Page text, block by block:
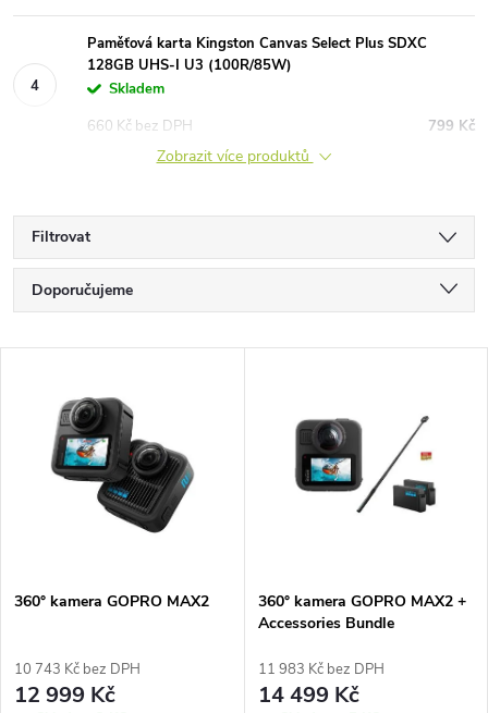
Paměťová karta Kingston Canvas Select Plus SDXC
128GB UHS-I U3 (100R/85W)
Skladem
799 Kč
660 Kč bez DPH
Zobrazit více produktů
Filtrovat
Ř
a
p
r
Doporučujeme
Nejprodávanější
Abecedně
s
r
360° kamera GOPRO MAX2
10 743 Kč bez DPH
12 999 Kč
360° kamera GOPRO MAX2 +
Accessories Bundle
11 983 Kč bez DPH
14 499 Kč